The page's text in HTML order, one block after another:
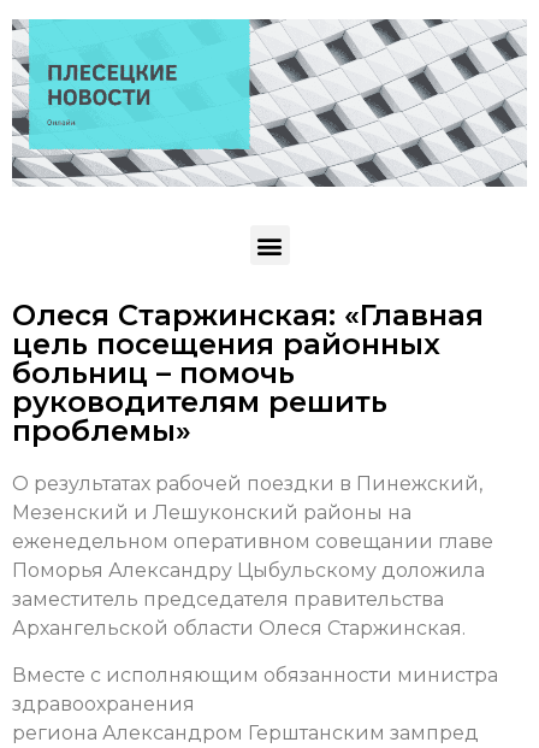
Олеся Старжинская: «Главная
цель посещения районных
больниц – помочь
руководителям решить
проблемы»
О результатах рабочей поездки в Пинежский,
Мезенский и Лешуконский районы на
еженедельном оперативном совещании главе
Поморья Александру Цыбульскому доложила
заместитель председателя правительства
Архангельской области Олеся Старжинская.
Вместе с исполняющим обязанности министра
здравоохранения
региона Александром Герштанским зампред